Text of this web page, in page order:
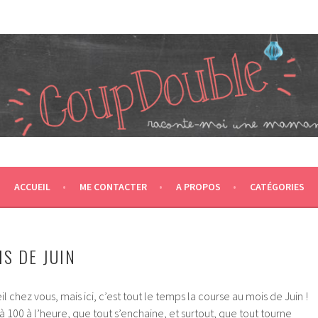
CA NOUS PROPULSE SUPER MAMAN! CA DONNE DEUX
ACCUEIL ME CONTACTER A PROPOS CATÉGORIES
DE JUIN
chez vous, mais ici, c’est tout le temps la course au mois de Juin !
à 100 à l’heure, que tout s’enchaine, et surtout, que tout tourne